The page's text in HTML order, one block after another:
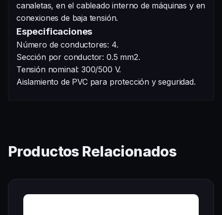
canaletas, en el cableado interno de máquinas y en
conexiones de baja tensión.
Especificaciones
Número de conductores: 4.
Sección por conductor: 0.5 mm2.
Tensión nominal: 300/500 V.
Aislamiento de PVC para protección y seguridad.
Productos Relacionados